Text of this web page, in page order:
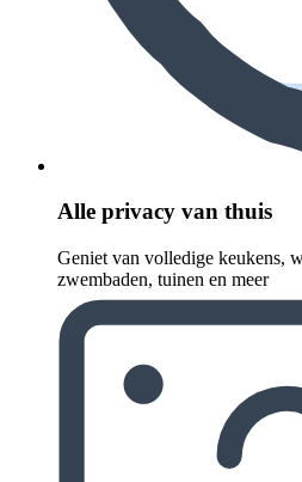
Alle privacy van thuis
Geniet van volledige keukens,
zwembaden, tuinen en meer